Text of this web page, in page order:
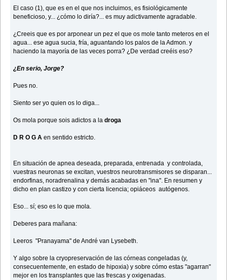
El caso (1), que es en el que nos incluimos, es fisiológicamente
beneficioso, y... ¿cómo lo diría?... es muy adictivamente agradable.
¿Creeis que es por arponear un pez el que os mole tanto meteros en el
agua... ese agua sucia, fría, aguantando los palos de la Admon. y
haciendo la mayoría de las veces porra? ¿De verdad creéis eso?
¿En serio, Jorge?
Pues no.
Siento ser yo quien os lo diga...
Os mola porque sois adictos a ladroga
D R O G Aen sentido estricto.
En situación de apnea deseada, preparada, entrenada y controlada,
vuestras neuronas se excitan, vuestros neurotransmisores se disparan...
endorfinas, noradrenalina y demás acabadas en "ina". En resumen y
dicho en plan castizo y con cierta licencia; opiáceos autógenos.
Eso... sí; eso es lo que mola.
Deberes para mañana:
Leeros "Pranayama" de André van Lysebeth.
Y algo sobre la cryopreservación de las córneas congeladas (y,
consecuentemente, en estado de hipoxia) y sobre cómo estas "agarran"
mejor en los transplantes que las frescas y oxigenadas.